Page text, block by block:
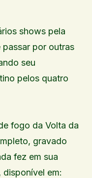
shows pela
passar por outras
seu
pelos quatro
fogo da Volta da
gravado
fez em sua
disponível em: